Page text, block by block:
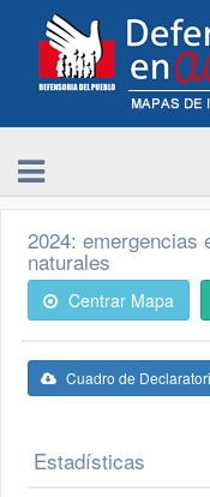
2024: emergencias
naturales
Centrar Mapa
Cuadro de
Estadísticas